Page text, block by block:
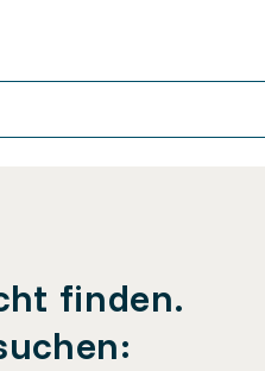
finden.